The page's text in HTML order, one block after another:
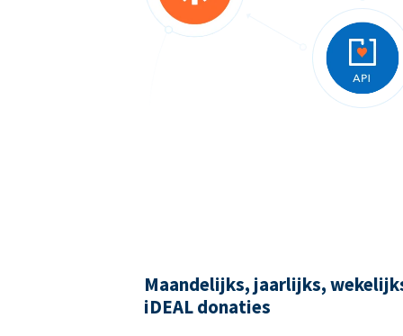
Maandelijks, jaarlijks,
iDEAL donaties